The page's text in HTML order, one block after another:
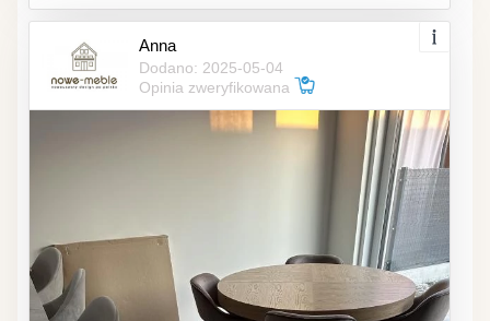
Anna
Dodano: 2025-05-04
Opinia zweryfikowana